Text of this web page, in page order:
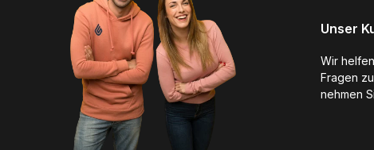
Unser
Wir
Fragen
nehmen